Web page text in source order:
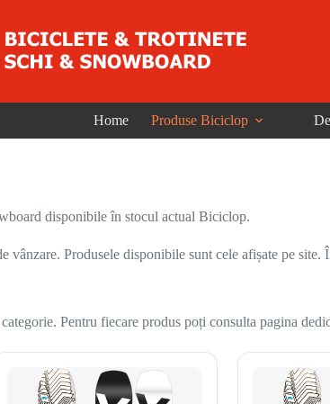
Home Produse Biciclop
disponibile în stocul actual Biciclop.
vânzare. Produsele disponibile sunt cele afișate pe
Pentru fiecare produs poți consulta pagina